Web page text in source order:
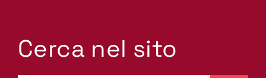
Cerca nel sito